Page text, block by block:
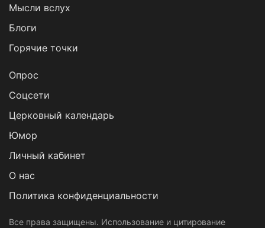
Мысли вслух
Блоги
Горячие точки
Опрос
Cоцсети
Церковный календарь
Юмор
Личный кабинет
О нас
Политика конфиденциальности
Все права защищены. Использование и цитирование